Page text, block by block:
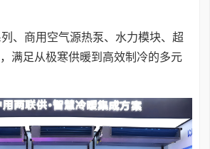
、商用空气源热泵、水力模块、超
满足从极寒供暖到高效制冷的多元